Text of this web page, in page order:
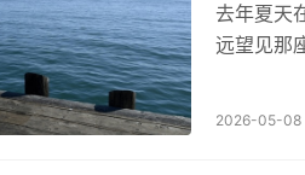
去年夏天
远望见那
2026-05-08